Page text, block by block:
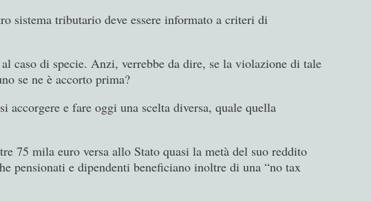
sistema tributario deve essere informato a criteri di
caso di specie. Anzi, verrebbe da dire, se la violazione di tale
se ne è accorto prima?
accorgere e fare oggi una scelta diversa, quale quella
75 mila euro versa allo Stato quasi la metà del suo reddito
pensionati e dipendenti beneficiano inoltre di una “no tax